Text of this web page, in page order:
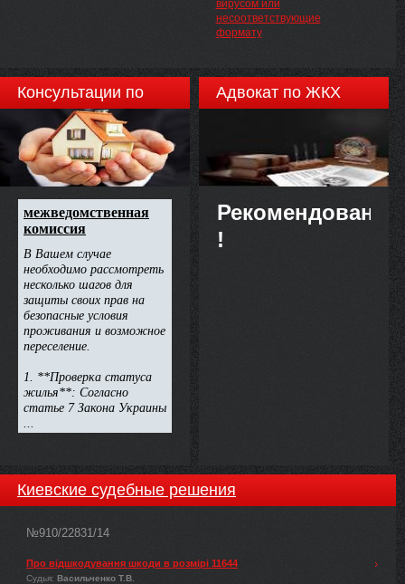
вирусом или
несоответствующие
формату
Консультации по
недвижимости
Адвокат по ЖКХ
Рекомендовано
!
Киевские судебные решения
№910/22831/14
Про відшкодування шкоди в розмірі 11644
Судья: Васильченко Т.В.